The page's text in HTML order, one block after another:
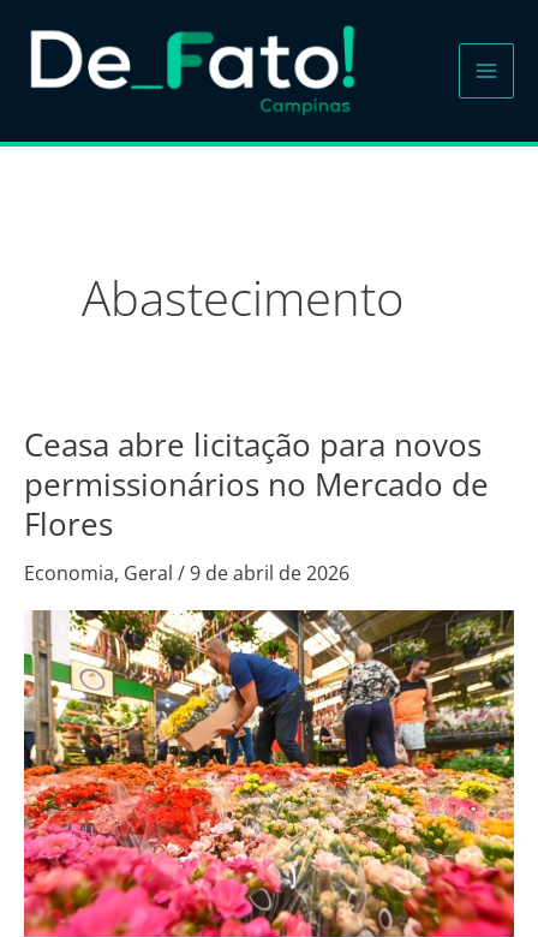
para
Abastecimento
Ceasa abre licitação para novos
permissionários no Mercado de
Flores
Economia, Geral /9 de abril de 2026
Ceasa
licitação
para
novos
no
Mercado
de
Flores